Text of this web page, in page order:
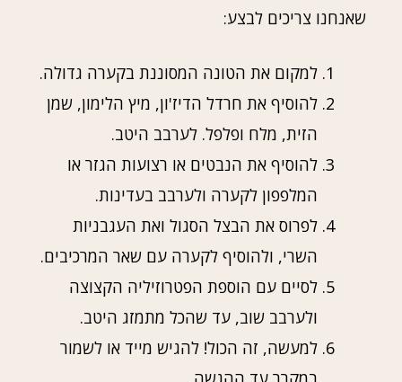
שאנחנו צריכים לבצע:
למקום את הטונה המסוננת בקערה גדולה.
להוסיף את חרדל הדיז'ון, מיץ הלימון, שמן
הזית, מלח ופלפל. לערבב היטב.
להוסיף את הנבטים או רצועות הגזר או
המלפפון לקערה ולערבב בעדינות.
לפרוס את הבצל הסגול ואת העגבניות
השרי, ולהוסיף לקערה עם שאר המרכיבים.
לסיים עם הוספת הפטרוזיליה הקצוצה
ולערבב שוב, עד שהכל מתמזג היטב.
למעשה, זה הכול! להגיש מייד או לשמור